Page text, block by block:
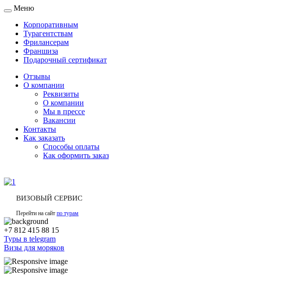
Toggle
navigation
Меню
Корпоративным
Турагентствам
Фрилансерам
Франшиза
Подарочный сертификат
Отзывы
О компании
Реквизиты
О компании
Мы в прессе
Вакансии
Контакты
Как заказать
Способы оплаты
Как оформить заказ
ВИЗОВЫЙ СЕРВИС
Перейти на сайт по турам
+7 812 415 88 15
Туры в telegram
Визы для моряков